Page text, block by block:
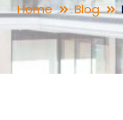
Home Blog